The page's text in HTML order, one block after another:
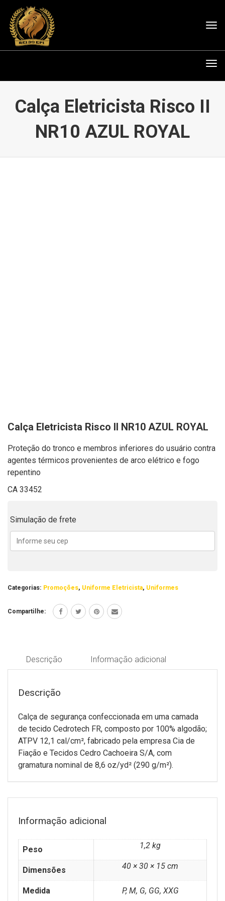
Calça Eletricista Risco II
NR10 AZUL ROYAL
Calça Eletricista Risco II NR10 AZUL ROYAL
Proteção do tronco e membros inferiores do usuário contra
agentes térmicos provenientes de arco elétrico e fogo
repentino
CA 33452
Simulação de frete
Categorias: Promoções, Uniforme Eletricista, Uniformes
Compartilhe:
Descrição Informação adicional
Descrição
Calça de segurança confeccionada em uma camada
de tecido Cedrotech FR, composto por 100% algodão;
ATPV 12,1 cal/cm², fabricado pela empresa Cia de
Fiação e Tecidos Cedro Cachoeira S/A, com
gramatura nominal de 8,6 oz/yd² (290 g/m²).
Informação adicional
Peso 1,2 kg
Dimensões 40 × 30 × 15 cm
Medida P, M, G, GG, XXG